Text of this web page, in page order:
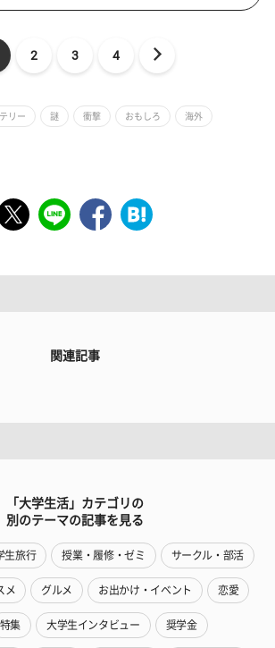
2 3 4
リー 謎 衝撃 おもしろ 海外
関連記事
「大学生活」カテゴリの
別のテーマの記事を見る
生旅行 授業・履修・ゼミ サークル・部活
メ グルメ お出かけ・イベント 恋愛
特集 大学生インタビュー 奨学金